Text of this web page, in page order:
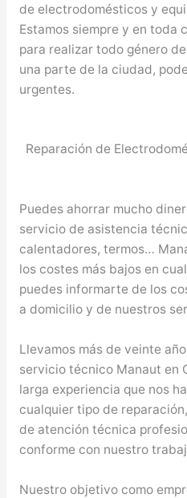
de electrodomésticos y
Estamos siempre y en toda
para realizar todo género
una parte de la ciudad,
urgentes.
Reparación de
Puedes ahorrar mucho
servicio de asistencia
calentadores, termos…
los costes más bajos en
puedes informarte de los
a domicilio y de nuestros
Llevamos más de veinte
servicio técnico Manaut en
larga experiencia que nos
cualquier tipo de
de atención técnica
conforme con nuestro
Nuestro objetivo como